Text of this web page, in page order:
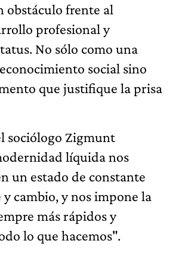
obstáculo frente al
profesional y
No sólo como una
social sino
que justifique la prisa
sociólogo Zigmunt
líquida nos
un estado de constante
cambio, y nos impone la
más rápidos y
lo que hacemos".